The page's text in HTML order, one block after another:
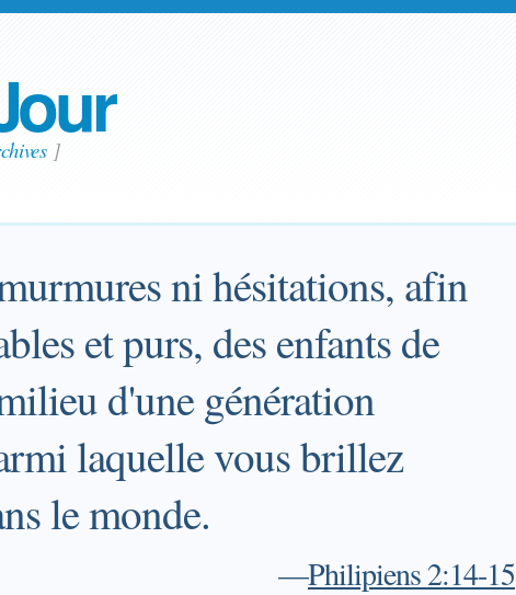
]
ni hésitations, afin
et purs, des enfants de
d'une génération
laquelle vous brillez
le monde.
—Philipiens 2:14-15